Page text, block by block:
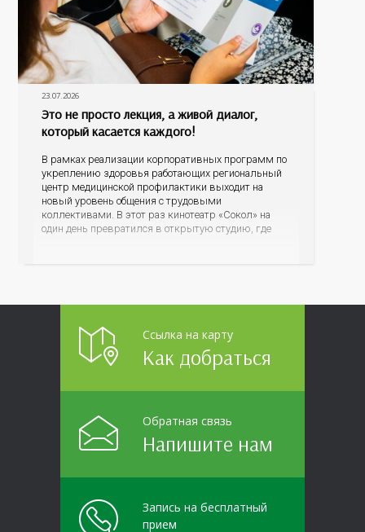
23.07.2026
Это не просто лекция, а живой диалог,
который касается каждого!
В рамках реализации корпоративных программ по
укреплению здоровья работающих региональный
центр медицинской профилактики выходит на
новый уровень общения с трудовыми
коллективами. В этот раз кинотеатр «Сокол» на
один день превратился в открытую студию, где
Ссылка на карту
Как добраться
Обратная связь
Напишите нам
Запись на бесплатный
прием